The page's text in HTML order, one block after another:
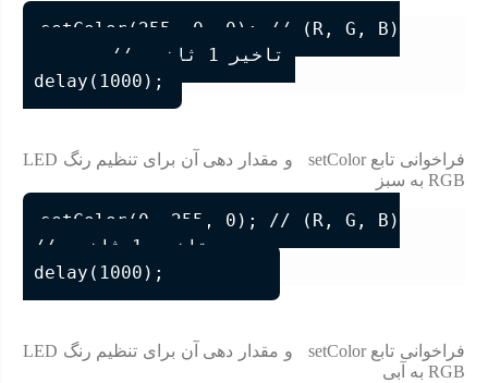
setColor(255, 0, 0); // (R, G, B)
        // تاخیر 1 ثانیه
فراخوانی تابع setColor و مقدار دهی آن برای تنظیم رنگ LED
RGB به سبز
setColor(0, 255, 0); // (R, G, B)
// تاخیر 1 ثانیه
فراخوانی تابع setColor و مقدار دهی آن برای تنظیم رنگ LED
RGB به آبی